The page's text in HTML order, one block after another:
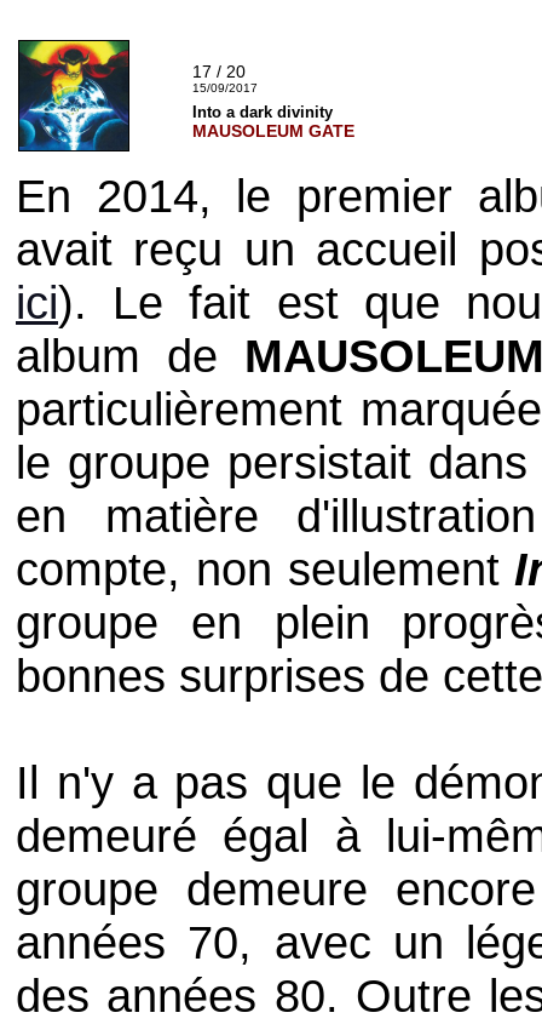
17 / 20
15/09/2017
Into a dark divinity
MAUSOLEUM GATE
En 2014, le premier
avait reçu un accueil
ici). Le fait est que
album de
particulièrement
le groupe persistait
en matière
compte, non seulement
groupe en plein
bonnes surprises de
Il n'y a pas que le
demeuré égal à lui-
groupe demeure
années 70, avec un
des années 80. Outre